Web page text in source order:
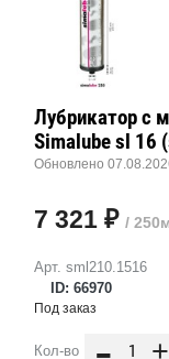
Арт. sml210.1516
ID: 66970
Лубрикатор с
Simalube sl 16
Обновлено
7 321 ₽ /
Под заказ
Кол-во +